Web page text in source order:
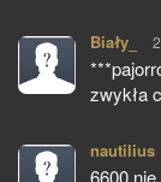
Biały_
zwykła
nautilius
6600